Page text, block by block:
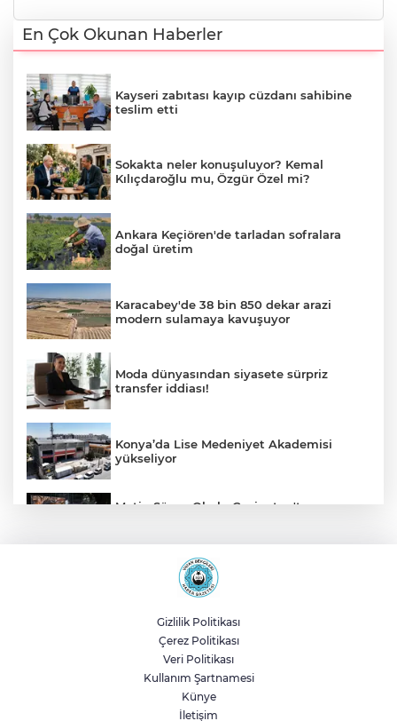
En Çok Okunan Haberler
Kayseri zabıtası kayıp cüzdanı sahibine
teslim etti
Sokakta neler konuşuluyor? Kemal
Kılıçdaroğlu mu, Özgür Özel mi?
Ankara Keçiören'de tarladan sofralara
doğal üretim
Karacabey'de 38 bin 850 dekar arazi
modern sulamaya kavuşuyor
Moda dünyasından siyasete sürpriz
transfer iddiası!
Konya’da Lise Medeniyet Akademisi
yükseliyor
Metin Sözen Okulu Gaziantep'te
Manisa Büyükşehir İle “Mahallemde
Edirne Keşan'da internet üzerinden
'emniyet kemeri' dolandırıcılığı
Gizlilik Politikası
Çerez Politikası
Veri Politikası
Kullanım Şartnamesi
Künye
İletişim